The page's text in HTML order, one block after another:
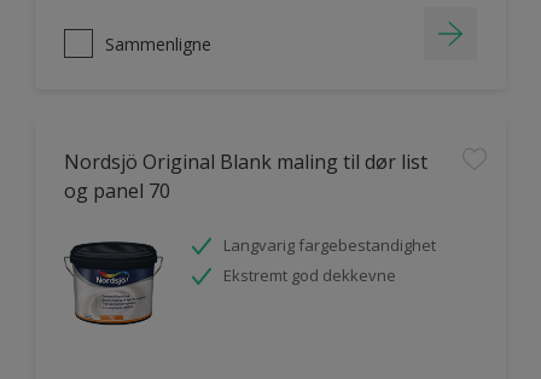
Sammenligne
Nordsjö Original Blank maling til dør list
og panel 70
Langvarig fargebestandighet
Ekstremt god dekkevne